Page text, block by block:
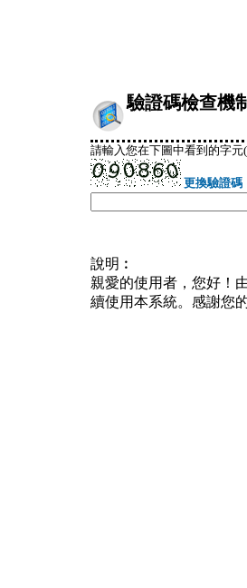
驗證碼檢查機
請輸入您在下圖中看到的字
更換驗證碼
說明︰
親愛的使用者，您好！
續使用本系統。感謝您的